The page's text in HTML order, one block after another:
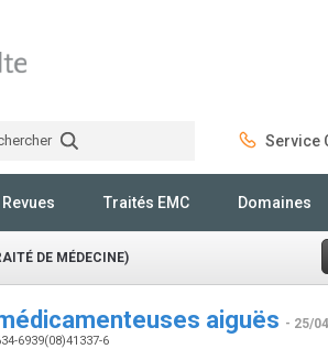
Service
Revues Traités EMC Domaines
DE MÉDECINE)
aiguës - 25/
6939(08)41337-6